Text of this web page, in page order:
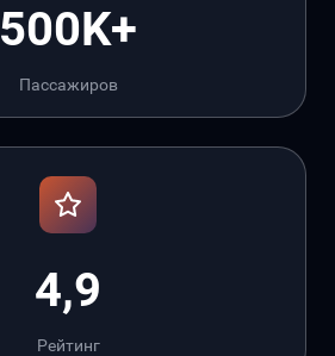
500K+
Пассажиров
4,9
Рейтинг